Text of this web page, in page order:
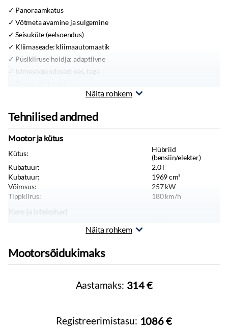
Panoraamkatus
Võtmeta avamine ja sulgemine
Seisuküte (eelsoendus)
Kliimaseade: kliimaautomaatik
Püsikiiruse hoidja: adaptiivne
Istmesoojendused: ees, taga
Nahkpolster: must
Multimeedia
Apple CarPlay
Android Auto
Navigatsiooniseade
Bluetooth
Piloodiabi süsteem
Näita rohkem
Tehnilised andmed
Mootor ja kütus
Kütus:
Hübriid
(bensiin/elekter)
Kubatuur:
2.0l
Kubatuur:
1969cm³
Võimsus:
257kW
Tippkiirus:
180km/h
Laius:
Massid, haagis, teljevahe
Näita rohkem
Mootorsõidukimaks
Aastamaks: 314 €
Registreerimistasu: 1086 €